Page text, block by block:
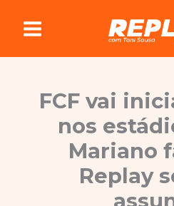
conteúdo
FCF vai
nos
Mariano
Replay